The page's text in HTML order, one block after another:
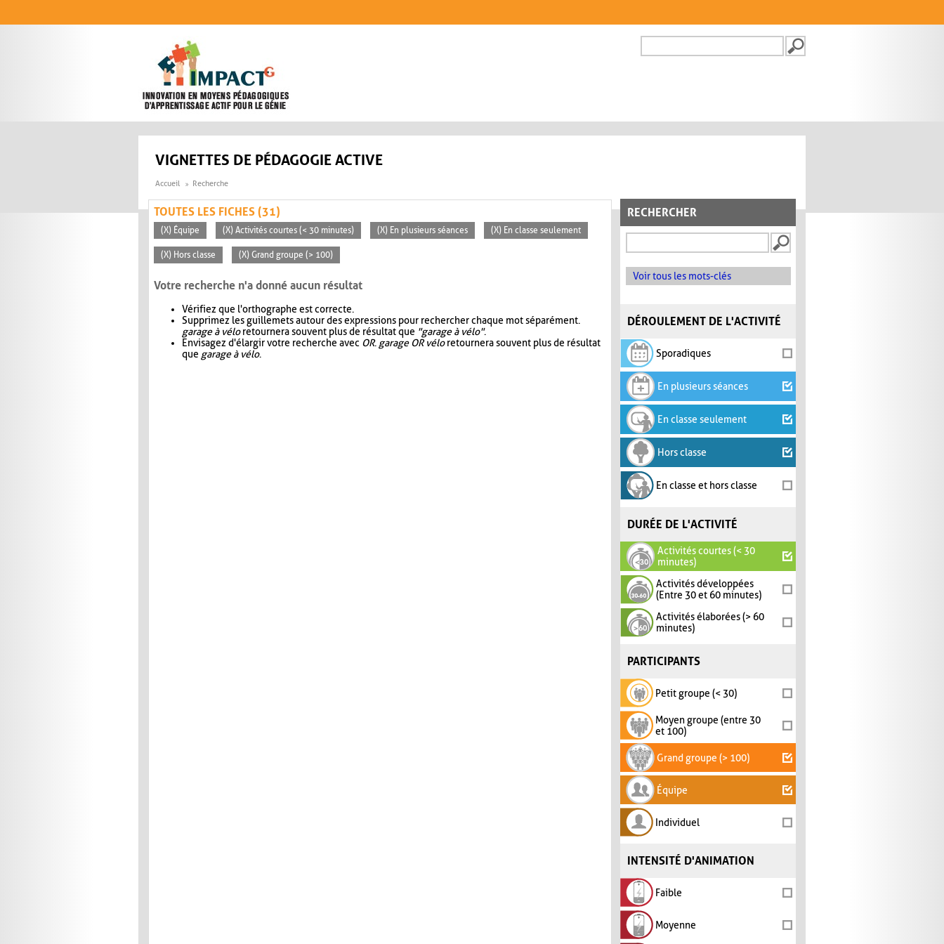
FORMULAIRE DE
VIGNETTES DE PÉDAGOGIE ACTIVE
Accueil Recherche
RECHERCHER
Voir tous les mots-clés
DÉROULEMENT DE L'ACTIVITÉ
Sporadiques
En plusieurs séances
En classe seulement
Hors classe
En classe et hors classe
DURÉE DE L'ACTIVITÉ
Activités courtes (< 30
minutes)
Activités développées
(Entre 30 et 60 minutes)
Activités élaborées (> 60
minutes)
PARTICIPANTS
Petit groupe (< 30)
Moyen groupe (entre 30
et 100)
Grand groupe (> 100)
Équipe
Individuel
INTENSITÉ D'ANIMATION
Faible
Moyenne
TOUTES LES FICHES (31)
(X) Équipe (X) Activités courtes (< 30 minutes) (X) En plusieurs séances (X) En classe seulement
(X) Hors classe (X) Grand groupe (> 100)
Votre recherche n'a donné aucun résultat
Vérifiez que l'orthographe est correcte.
Supprimez les guillemets autour des expressions pour rechercher chaque mot séparément.
garage à véloretournera souvent plus de résultat que "garage à vélo".
Envisagez d'élargir votre recherche avec OR. garage OR véloretournera souvent plus de résultat
que garage à vélo.